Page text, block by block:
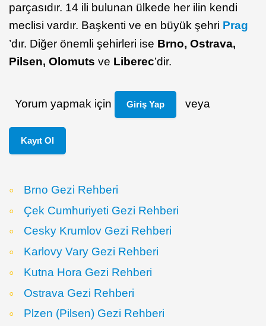
parçasıdır. 14 ili bulunan ülkede her ilin kendi
meclisi vardır. Başkenti ve en büyük şehri Prag
’dır. Diğer önemli şehirleri ise Brno, Ostrava,
Pilsen, Olomuts ve Liberec’dir.
Yorum yapmak için Giriş Yap veya
Kayıt Ol
Brno Gezi Rehberi
Çek Cumhuriyeti Gezi Rehberi
Cesky Krumlov Gezi Rehberi
Karlovy Vary Gezi Rehberi
Kutna Hora Gezi Rehberi
Ostrava Gezi Rehberi
Plzen (Pilsen) Gezi Rehberi